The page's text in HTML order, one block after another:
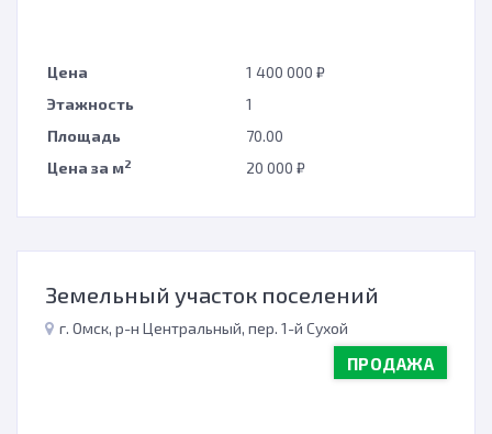
Цена
1 400 000 ₽
Этажность
1
Площадь
70.00
Цена за м2 20 000 ₽
Земельный участок поселений
г. Омск, р-н Центральный, пер. 1-й Сухой
ПРОДАЖА